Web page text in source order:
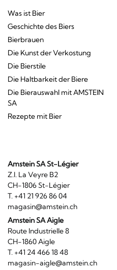
Was ist Bier
Geschichte des Biers
Bierbrauen
Die Kunst der Verkostung
Die Bierstile
Die Haltbarkeit der Biere
Die Bierauswahl mit AMSTEIN
SA
Rezepte mit Bier
Amstein SA St-Légier
Z.I. La Veyre B2
CH-1806 St-Légier
T. +41 21 926 86 04
magasin@amstein.ch
Amstein SA Aigle
Route Industrielle 8
CH-1860 Aigle
T. +41 24 466 18 48
magasin-aigle@amstein.ch